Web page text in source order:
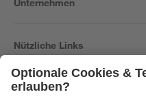
Unternehmen
Nützliche Links